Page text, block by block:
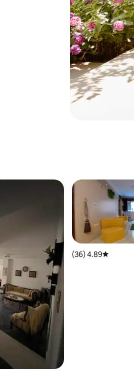
דירוג ממוצע של 4.89 מתוך 5, 36 ביקורות
4.89 (36)